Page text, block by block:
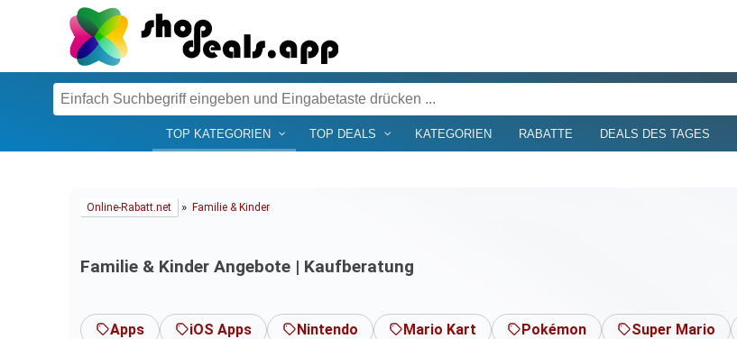
TOP KATEGORIEN TOP DEALS KATEGORIEN RABATTE DEALS DES TAGES
Online-Rabatt.net » Familie & Kinder
Familie & Kinder Angebote | Kaufberatung
Apps iOS Apps Nintendo Mario Kart Pokémon Super Mario